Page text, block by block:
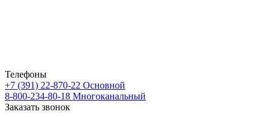
Телефоны
+7 (391) 22-870-22 Основной
8-800-234-80-18 Многоканальный
Заказать звонок